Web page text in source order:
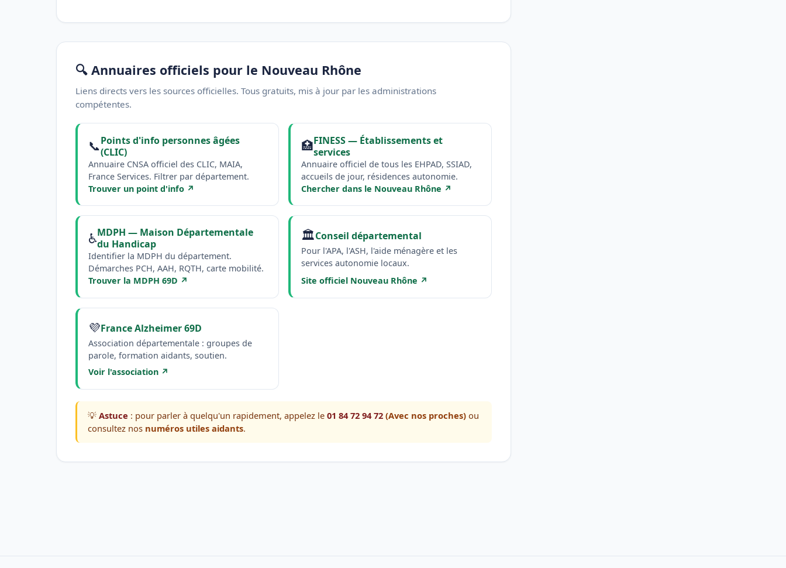
🔍 Annuaires officiels pour le Nouveau Rhône
Liens directs vers les sources officielles. Tous gratuits, mis à jour par les administrations
compétentes.
📞Points d'info personnes âgées
(CLIC)
Annuaire CNSA officiel des CLIC, MAIA,
France Services. Filtrer par département.
Trouver un point d'info ↗
🏥FINESS — Établissements et
services
Annuaire officiel de tous les EHPAD, SSIAD,
accueils de jour, résidences autonomie.
Chercher dans le Nouveau Rhône ↗
♿MDPH — Maison Départementale
du Handicap
Identifier la MDPH du département.
Démarches PCH, AAH, RQTH, carte mobilité.
Trouver la MDPH 69D ↗
🏛️Conseil départemental
Pour l'APA, l'ASH, l'aide ménagère et les
services autonomie locaux.
Site officiel Nouveau Rhône ↗
💜France Alzheimer 69D
Association départementale : groupes de
parole, formation aidants, soutien.
Voir l'association ↗
💡Astuce : pour parler à quelqu'un rapidement, appelez le01 84 72 94 72 (Avec nos proches) ou
consultez nos numéros utiles aidants.